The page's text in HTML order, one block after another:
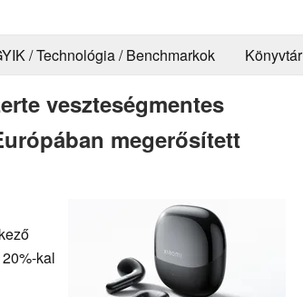
/ Technológia / Benchmarkok Könyvtár
veszteségmentes
megerősített
kal